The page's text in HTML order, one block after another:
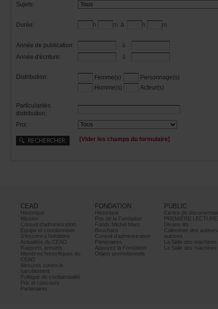
Sujets:
Durée: h m à h m
Annéedepublication:
à
Annéed'écriture:
à
Distribution: Femme(s)
Personnage(s)
Homme(s)
Acteur(s)
Particularités
distribution:
Prix:
[Viderleschampsduformulaire]
CEAD
Historique
Mission
Conseild’administration
Équipeetcoordonnées
S’inscrireàl’infolettre
ActualitésduCEAD
Rapportsannuels
Membreshonorifiquesdu
CEAD
Mesurescontrele
harcèlement
Politiquedeconfidentialité
Prixetconcours
Partenaires
FONDATION
Historique
PrixdelaFondation
FondsMichelMarc
Bouchard
Conseild’administration
Partenaires
AppuyezlaFondation
Objetspromotionnels
PUBLIC
PREMIÈRELECTURE
Divans-lits
autrices